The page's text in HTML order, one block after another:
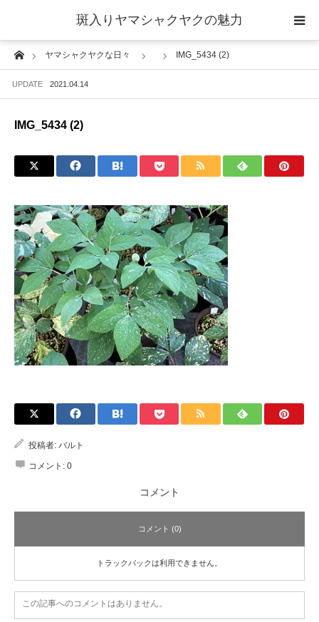
斑入りヤマシャクヤクの魅力
Homeヤマシャクヤクな日々 IMG_5434 (2)
UPDATE 2021.04.14
IMG_5434 (2)
投稿者: バルト
コメント: 0
コメント
コメント (0)
トラックバックは利用できません。
この記事へのコメントはありません。
当サイトについて
斑入りヤマシャクヤクの魅力 ギャラリー